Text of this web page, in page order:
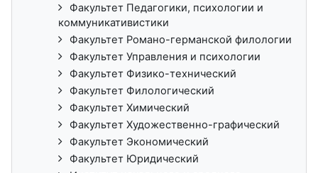
Факультет Педагогики, психологии и
коммуникативистики
Факультет Романо-германской филологии
Факультет Управления и психологии
Факультет Физико-технический
Факультет Филологический
Факультет Химический
Факультет Художественно-графический
Факультет Экономический
Факультет Юридический